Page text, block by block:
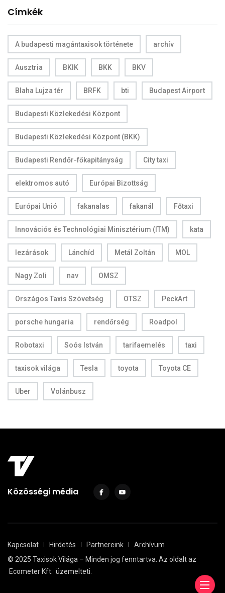
Címkék
A budapesti magántaxisok története archív
Ausztria BKIK BKK BKV
Blaha Lujza tér BRFK bti Budapest Airport
Budapesti Közlekedési Központ
Budapesti Közlekedési Központ (BKK)
Budapesti Rendőr-főkapitányság City taxi
elektromos autó Európai Bizottság
Európai Unió fakanalas fakanál Főtaxi
Innovációs és Technológiai Minisztérium (ITM) kata
lezárások Lánchíd Metál Zoltán MOL
Nagy Zoli nav OMSZ
Országos Taxis Szövetség OTSZ PeckArt
porsche hungaria rendőrség Roadpol
Robotaxi Soós István tarifaemelés taxi
taxisok világa Tesla toyota Toyota CE
Uber Volánbusz
Közösségi média
Kapcsolat Hirdetés Partnereink
Archívum
© 2025 Taxisok Világa – Minden jog fenntartva. Az oldalt az
Ecometer Kft. üzemelteti.